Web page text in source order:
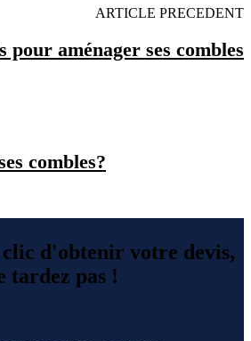
ARTICLE PRECEDENT
pour aménager ses combles
combles?
clic d'obtenir votre devis,
tardez pas !